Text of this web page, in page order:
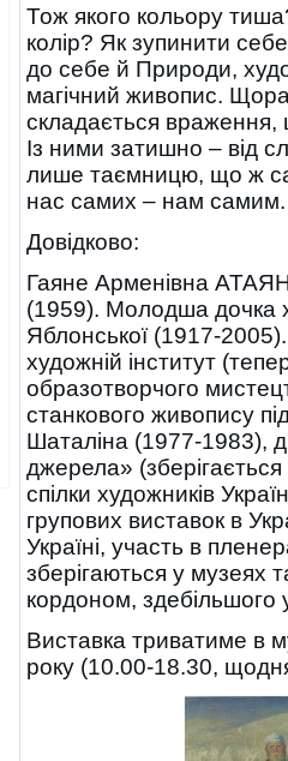
Тож якого кольору
колір? Як зупинити
до себе й Природи,
магічний живопис.
складається враження,
Із ними затишно – від
лише таємницю, що ж
нас самих – нам самим.
Довідково:
Гаяне Арменівна
(1959). Молодша дочка
Яблонської (1917-
художній інститут
образотворчого
станкового живопису
Шаталіна (1977-1983),
джерела»
спілки художників
групових виставок в
Україні, участь в
зберігаються у музеях
кордоном, здебільшого
Виставка триватиме в
року (10.00-18.30,